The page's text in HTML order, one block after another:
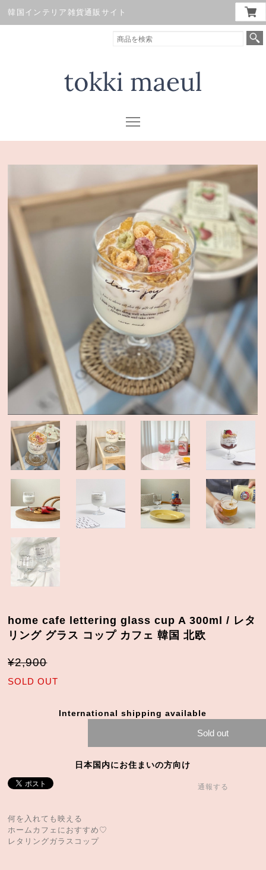
韓国インテリア雑貨通販サイト
home cafe lettering glass cup A 300ml / レタ
リング グラス コップ カフェ 韓国 北欧
¥2,900
SOLD OUT
International shipping available
Sold out
日本国内にお住まいの方向け
通報する
何を入れても映える
ホームカフェにおすすめ♡
レタリングガラスコップ